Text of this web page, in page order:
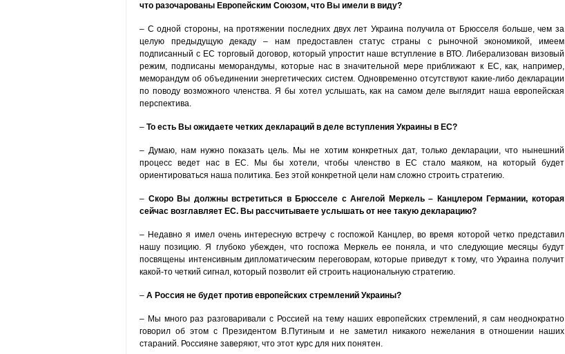
что разочарованы Европейским Союзом, что Вы имели в виду?
– С одной стороны, на протяжении последних двух лет Украина получила от Брюсселя больше, чем за
целую предыдущую декаду – нам предоставлен статус страны с рыночной экономикой, имеем
подписанный с ЕС торговый договор, который упростит наше вступление в ВТО. Либерализован визовый
режим, подписаны меморандумы, которые нас в значительной мере приближают к ЕС, как, например,
меморандум об объединении энергетических систем. Одновременно отсутствуют какие-либо декларации
по поводу возможного членства. Я бы хотел услышать, как на самом деле выглядит наша европейская
перспектива.
– То есть Вы ожидаете четких деклараций в деле вступления Украины в ЕС?
– Думаю, нам нужно показать цель. Мы не хотим конкретных дат, только декларации, что нынешний
процесс ведет нас в ЕС. Мы бы хотели, чтобы членство в ЕС стало маяком, на который будет
ориентироваться наша политика. Без этой конкретной цели нам сложно строить стратегию.
– Скоро Вы должны встретиться в Брюсселе с Ангелой Меркель – Канцлером Германии, которая
сейчас возглавляет ЕС. Вы рассчитываете услышать от нее такую декларацию?
– Недавно я имел очень интересную встречу с госпожой Канцлер, во время которой четко представил
нашу позицию. Я глубоко убежден, что госпожа Меркель ее поняла, и что следующие месяцы будут
посвящены интенсивным дипломатическим переговорам, которые приведут к тому, что Украина получит
какой-то четкий сигнал, который позволит ей строить национальную стратегию.
– А Россия не будет против европейских стремлений Украины?
– Мы много раз разговаривали с Россией на тему наших европейских стремлений, я сам неоднократно
говорил об этом с Президентом В.Путиным и не заметил никакого нежелания в отношении наших
стараний. Россияне заверяют, что этот курс для них понятен.